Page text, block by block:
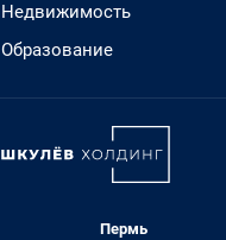
Недвижимость
Образование
Пермь